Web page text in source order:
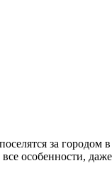
за
особенности,